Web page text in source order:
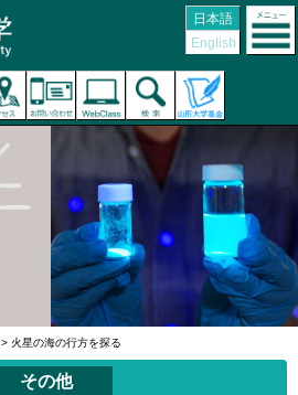
日本語
English
> 火星の海の行方を探る
その他